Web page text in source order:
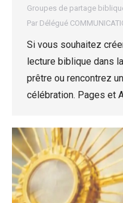
Groupes de partage
Par Délégué
Si vous souhaitez
lecture biblique dans
prêtre ou rencontrez
célébration. Pages et